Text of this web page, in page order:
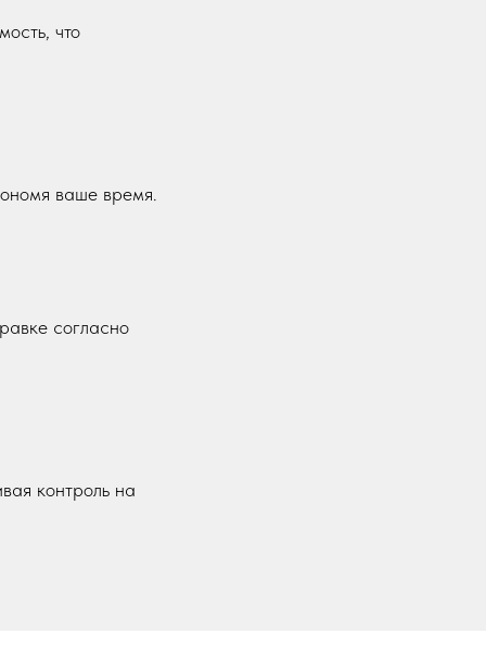
что
ваше время.
согласно
контроль на